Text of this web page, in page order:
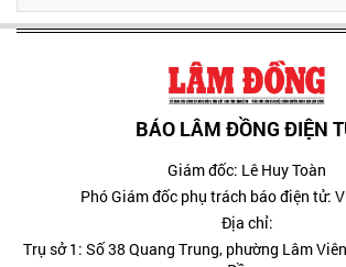
BÁO LÂM ĐỒNG ĐIỆN
Giám đốc: Lê Huy Toàn
Phó Giám đốc phụ trách báo điện tử:
Địa chỉ:
Trụ sở 1: Số 38 Quang Trung, phường Lâm